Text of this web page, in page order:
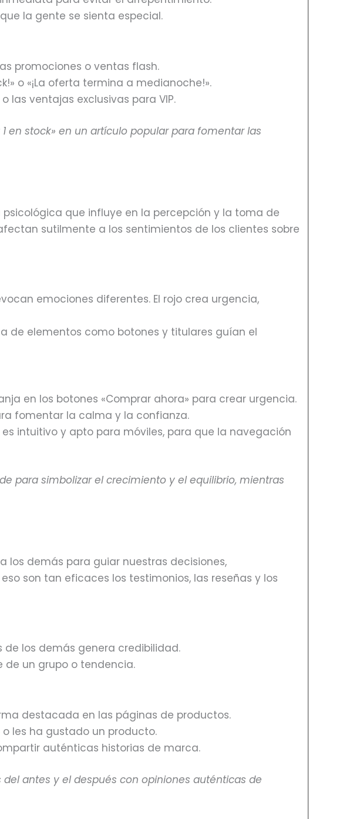
la gente se sienta especial.
promociones o ventas flash.
o «¡La oferta termina a medianoche!».
las ventajas exclusivas para VIP.
en stock» en un artículo popular para fomentar las
que influye en la percepción y la toma de
sutilmente a los sentimientos de los clientes sobre
emociones diferentes. El rojo crea urgencia,
de elementos como botones y titulares guían el
en los botones «Comprar ahora» para crear urgencia.
fomentar la calma y la confianza.
intuitivo y apto para móviles, para que la navegación
para simbolizar el crecimiento y el equilibrio, mientras
los demás para guiar nuestras decisiones,
son tan eficaces los testimonios, las reseñas y los
de los demás genera credibilidad.
de un grupo o tendencia.
destacada en las páginas de productos.
les ha gustado un producto.
auténticas historias de marca.
antes y el después con opiniones auténticas de